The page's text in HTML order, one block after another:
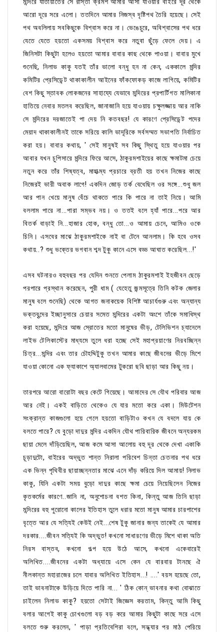
এসব ঘটনারও বহুবছর পর যেদিন শুনতে পেলাম ঠাকুরমশাই ইহজীবন ছেড়ে
পরপারে প্রস্থান করেছেন, পুরী ধাম ( যেহেতু জন্মসূত্রে তিনি কটক জেলার
মানুষ বলে শুনেছি) থেকে আগত জনাকয়েক বিশিষ্ট আচার্যগুরু এবং অন্যান্য
ভক্তবৃন্দের ইচ্ছানুসারে চেয়ার সমেত মন্দিরের একটা অংশে তাঁকে সমাধিস্থ
করা হয়েছে, মন্দিরে আজ স্রোতের মতো মানুষের ভীড়, টেলিভিশন চ্যানেলে
লাইভ টেলিকাস্টের মাধ্যমে তুলে ধরা হচ্ছে সেই মহাপ্রয়াণের নিরবচ্ছিন্ন
চিত্র...মন্দির এবং তার চৌহদ্দিটুকু তখন আমার কাছে জীবনের ভীড়ে মিশে
যাওয়া কোনো এক ফ্যাকাশে অ্যালবামের টুকরো ছবি ছাড়া আর কিছু নয়।
তারপরে আরো বারোটা বছর কেটে গিয়েছে। আমাদের সে যৌথ পরিবার আজ
আর নেই। একই বাড়িতে থেকেও যে যার মতো করে একা। মিউটেশন
সংক্রান্ত কাজগুলো হয়ে গেলে হয়তো বাড়িটাও কখন যে বদলে যায় কে
বলতে পারে? যে বুড়ো দাদুর মন্দির একদিন যৌথ পারিবারিক জীবনে অন্যরকম
ছায়া মেলে দাঁড়িয়েছিল, আজ কমে আসা আলোয় বহু দূর থেকে দেখা একাকি
চূড়াদুটো, বাইরের অদ্ভুত শান্ত নিরালা পরিবেশ চিন্তা চেতনার পথ ধরে
এক ভিন্ন পৃথিবীর ছায়াচ্ছন্নতার মাঝে এনে দাঁড় করিয়ে দিল আমায়! নিলাভ
কাকু, যিনি একটা সময় বুড়ো দাদুর কাছে ক্ষমা চেয়ে নিয়েছিলেন নিজের
কৃতকর্মের কারণে..জানি না, অনুশোচনা বশত কিনা, কিন্তু আজ তিনি ছাড়া
মন্দিরের বহু পুরোনো কালের ইতিহাস তুলে ধরার মতো মানুষ আমার চারপাশের
বৃত্তে আর যে সত্যিই কেউই নেই...শেষ টুকু জানার জন্য তাকেই যে আমার
দরকার....জীবন সত্যিই কি অদ্ভুত! কখনো সাধারণের ভীড়ে মিশে থাকা অতি
নিরস বাস্তব, কখনো গল্প হয়ে উঠে আসে, কখনো একেবারেই
অলিখিত....জীবনের একটা অধ্যায়ে এসে কেন যে বারবার টানছে ঐ
নীলকান্ত মহারাজের চলে যাবার অলিখিত ইতিহাস...! ....' বয়স হয়েছে তো,
তাই ভাবনাটাকে উড়িয়ে দিতে পারি না... ' ঠিক কোন্ ভাবনার কথা বোঝাতে
চাইলেন নিলাভ কাকু? হয়তো সেটাই জিজ্ঞেস করতাম, কিন্তু আমি কিছু
বলার আগেই কাকু চোখগুলো বড় বড় করে আমার কিছুটা কাছে সরে এসে
বলতে শুরু করলেন, ' পাড়া প্রতিবেশিরা বলে, সন্ধ্যার পর মাঠ পেরিয়ে